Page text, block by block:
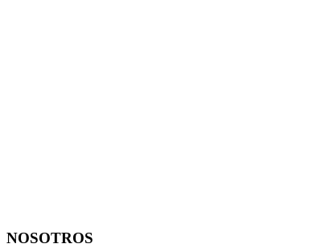
NOSOTROS